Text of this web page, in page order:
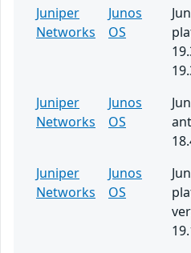
Juniper
Networks
Junos
OS
Juniper
Networks
Junos
OS
Juniper
Networks
Junos
OS